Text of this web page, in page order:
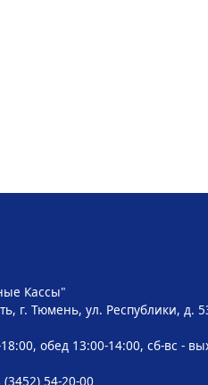
Кассы"
г. Тюмень, ул. Республики, д.
обед 13:00-14:00, сб-вс -
54-20-00